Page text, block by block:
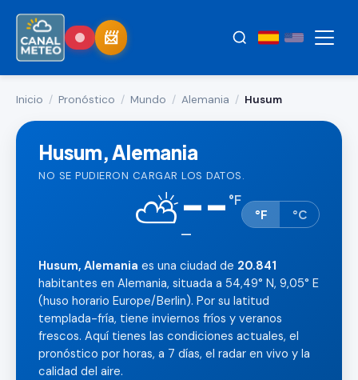
Inicio / Pronóstico / Mundo / Alemania / Husum
Husum, Alemania
NO SE PUDIERON CARGAR LOS DATOS.
⛅-- °F
—
°F °C
Husum, Alemania es una ciudad de 20.841
habitantes en Alemania, situada a 54,49° N, 9,05° E
(huso horario Europe/Berlin). Por su latitud
templada-fría, tiene inviernos fríos y veranos
frescos. Aquí tienes las condiciones actuales, el
pronóstico por horas, a 7 días, el radar en vivo y la
calidad del aire.